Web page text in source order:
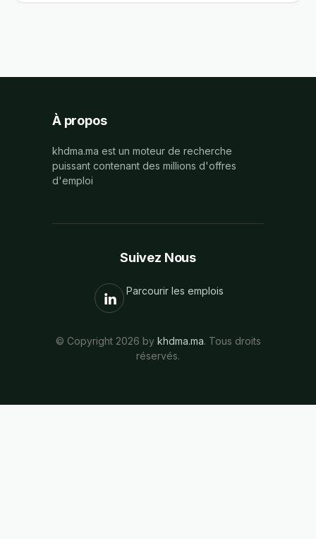
À propos
khdma.ma est un moteur de recherche
puissant contenant des millions d'offres
d'emploi
Suivez Nous
Parcourir les emplois
© Copyright 2026 by khdma.ma. Tous droits
réservés.